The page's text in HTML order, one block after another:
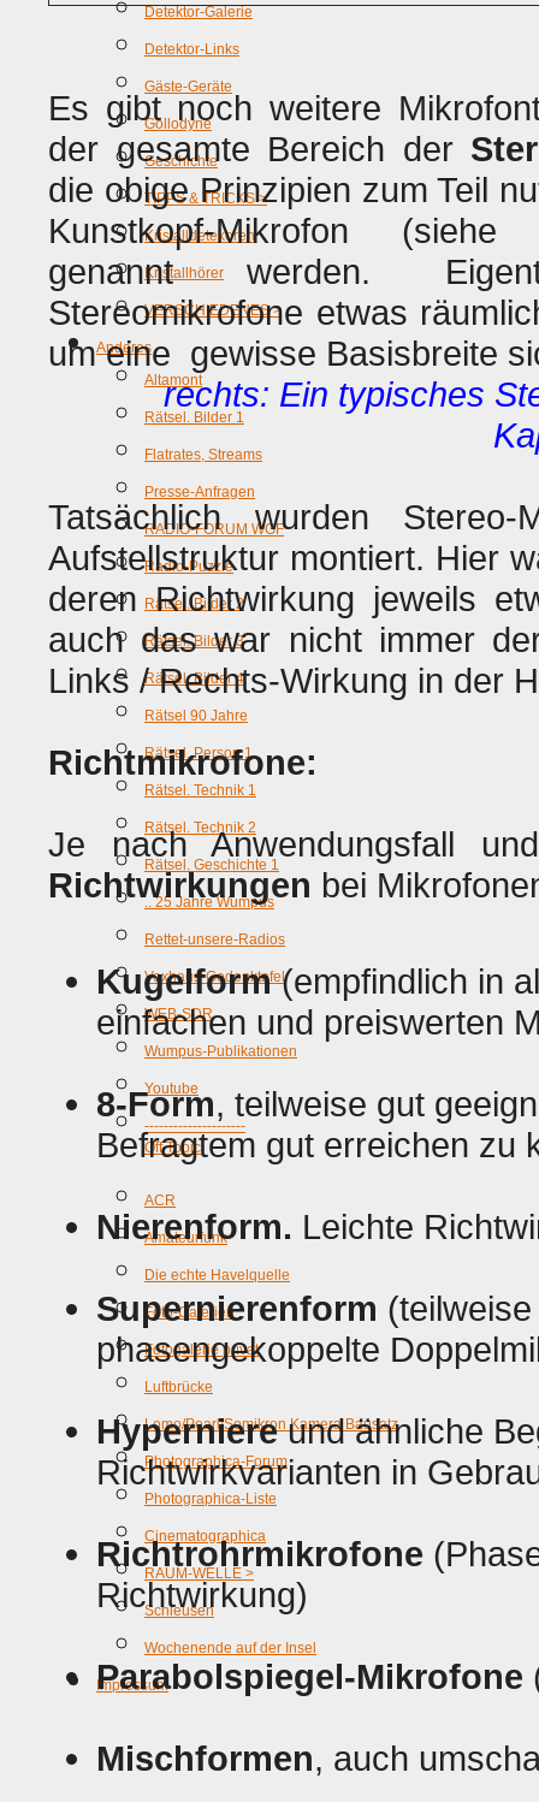
Detektor-Galerie
Detektor-Links
Gäste-Geräte
Gollodyne
Geschichte
TIPPS & TRICKS >
Kristalldetekoren
Kristallhörer
VERSCHIEDENES >
Anderes
Altamont
Rätsel. Bilder 1
Flatrates, Streams
Presse-Anfragen
RADIO-FORUM WGF
Radio-Puzzle
Rätsel. Bilder 2
Rätsel. Bilder 3
Rätsel. Bilder 4
Rätsel 90 Jahre
Rätsel. Person 1
Rätsel. Technik 1
Rätsel. Technik 2
Rätsel. Geschichte 1
.. 25 Jahre Wumpus
Rettet-unsere-Radios
Voxhaus-Gedenktafel
WEB-SDR
Wumpus-Publikationen
Youtube
---------------------
Off Topic
ACR
Amateurfunk
Die echte Havelquelle
Foto-Galerien
Fotogalerie privat
Luftbrücke
Lomo/Pearl/Somikron Kamera Bausatz
Photographica-Forum
Photographica-Liste
Cinematographica
RAUM-WELLE >
Schleusen
Wochenende auf der Insel
Impressum
Es gibt noch weitere
der gesamte Bereich der
die obige Prinzipien zum Teil
Kunstkopf-Mikrofon
genannt werden.
Stereomikrofone etwas
um eine gewisse Basisbreite
rechts: Ein typisches
Tatsächlich wurden
Aufstellstruktur montiert. Hier
deren Richtwirkung jeweils
auch das war nicht immer
Links / Rechts-Wirkung in der
Richtmikrofone:
Je nach Anwendungsfall
Richtwirkungen bei
Kugelform(empfindlich in
einfachen und preiswerten
8-Form, teilweise gut
Befragtem gut erreichen zu
Nierenform. Leichte
Supernierenform
phasengekoppelte
Hyperniereund ähnliche
Richtwirkvarianten in
Richtrohrmikrofone
Richtwirkung)
Parabolspiegel-Mikrofone
Mischformen, auch